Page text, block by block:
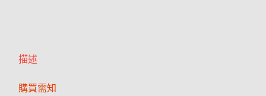
描述
購買需知